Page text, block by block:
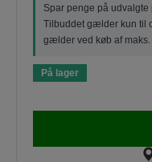
Spar penge på udvalgte
Tilbuddet gælder kun til
gælder ved køb af maks.
På lager